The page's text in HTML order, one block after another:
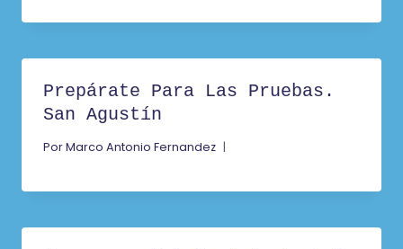
Prepárate Para Las Pruebas.
San Agustín
PorMarco Antonio Fernandez